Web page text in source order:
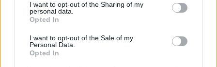
I want to opt-out of the Sharing of my
personal data.
Opted In
I want to opt-out of the Sale of my
Personal Data.
Opted In